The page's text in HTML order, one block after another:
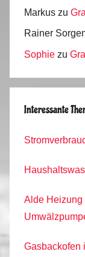
Markus zu
Rainer
Sophie zu
Interessante
Alde Heizung
Gasbackofen